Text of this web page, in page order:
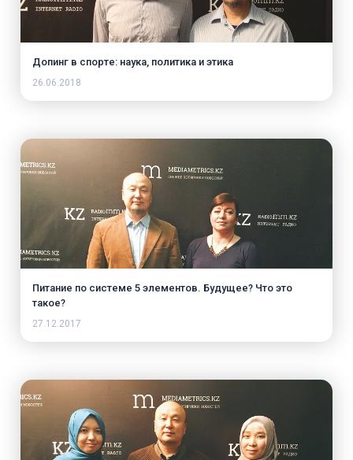
Допинг в спорте: наука, политика и этика
26.06.2018
Питание по системе 5 элементов. Будущее? Что это
такое?
27.12.2017